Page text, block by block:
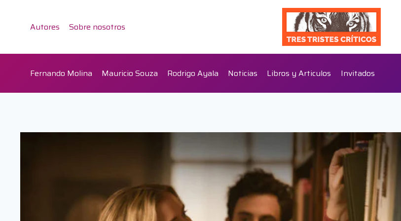
contenidoAutores Sobre nosotros
Fernando Molina Mauricio Souza Rodrigo Ayala Noticias Libros y Articulos Invitados